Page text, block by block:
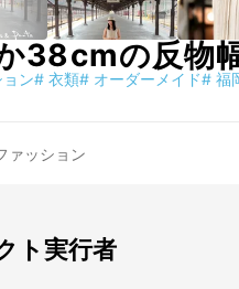
38cmの反物
ン# 衣類# オーダーメイド# 福
ァッション
ト実行者